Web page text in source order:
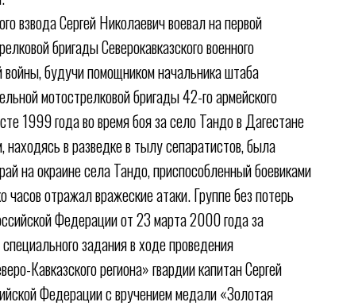
взвода Сергей Николаевич воевал на первой
бригады Северокавказского военного
войны, будучи помощником начальника штаба
мотострелковой бригады 42-го армейского
1999 года во время боя за село Тандо в Дагестане
находясь в разведке в тылу сепаратистов, была
на окраине села Тандо, приспособленный боевиками
отражал вражеские атаки. Группе без потерь
Федерации от 23 марта 2000 года за
задания в ходе проведения
Кавказского региона» гвардии капитан Сергей
Федерации с вручением медали «Золотая